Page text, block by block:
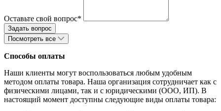
Оставьте свой вопрос*
Посмотреть все
Способы оплаты
Наши клиенты могут воспользоваться любым удобным
методом оплаты товара. Наша организация сотрудничает как с
физическими лицами, так и с юридическими (ООО, ИП). В
настоящий момент доступны следующие виды оплаты товара: